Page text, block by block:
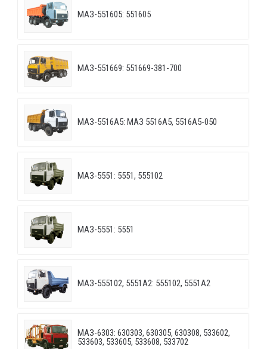
МАЗ-551605: 551605
МАЗ-551669: 551669-381-700
МАЗ-5516А5: МАЗ 5516А5, 5516А5-050
МАЗ-5551: 5551, 555102
МАЗ-5551: 5551
МАЗ-555102, 5551А2: 555102, 5551А2
МАЗ-6303: 630303, 630305, 630308, 533602,
533603, 533605, 533608, 533702